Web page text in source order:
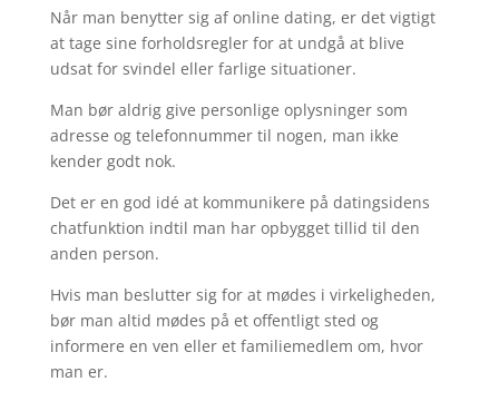
Når man benytter sig af online dating, er det vigtigt
at tage sine forholdsregler for at undgå at blive
udsat for svindel eller farlige situationer.
Man bør aldrig give personlige oplysninger som
adresse og telefonnummer til nogen, man ikke
kender godt nok.
Det er en god idé at kommunikere på datingsidens
chatfunktion indtil man har opbygget tillid til den
anden person.
Hvis man beslutter sig for at mødes i virkeligheden,
bør man altid mødes på et offentligt sted og
informere en ven eller et familiemedlem om, hvor
man er.